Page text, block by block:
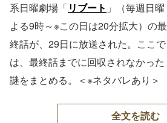
系日曜劇場「リブート 」（毎週日曜
よる9時～※この日は20分拡大）の最
終話が、29日に放送された。ここで
は、最終話までに回収されなかった
謎をまとめる。＜※ネタバレあり＞
全文を読む